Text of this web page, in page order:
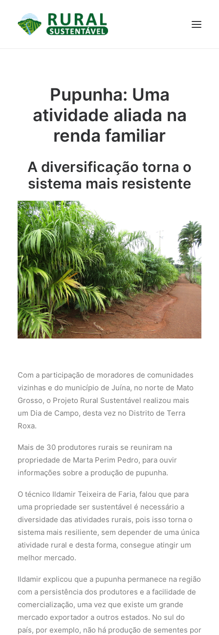
JANELA DO CONHECIMENTO
RESULTADOS ALCANÇADOS
Pupunha: Uma
atividade aliada na
renda familiar
A diversificação torna o
sistema mais resistente
Com a participação de moradores de comunidades
vizinhas e do município de Juína, no norte de Mato
Grosso, o Projeto Rural Sustentável realizou mais
um Dia de Campo, desta vez no Distrito de Terra
Roxa.
Mais de 30 produtores rurais se reuniram na
propriedade de Marta Perim Pedro, para ouvir
informações sobre a produção de pupunha.
O técnico Ildamir Teixeira de Faria, falou que para
uma propriedade ser sustentável é necessário a
diversidade das atividades rurais, pois isso torna o
sistema mais resiliente, sem depender de uma única
atividade rural e desta forma, consegue atingir um
melhor mercado.
Ildamir explicou que a pupunha permanece na região
com a persistência dos produtores e a facilidade de
comercialização, uma vez que existe um grande
mercado exportador a outros estados. No sul do
país, por exemplo, não há produção de sementes por